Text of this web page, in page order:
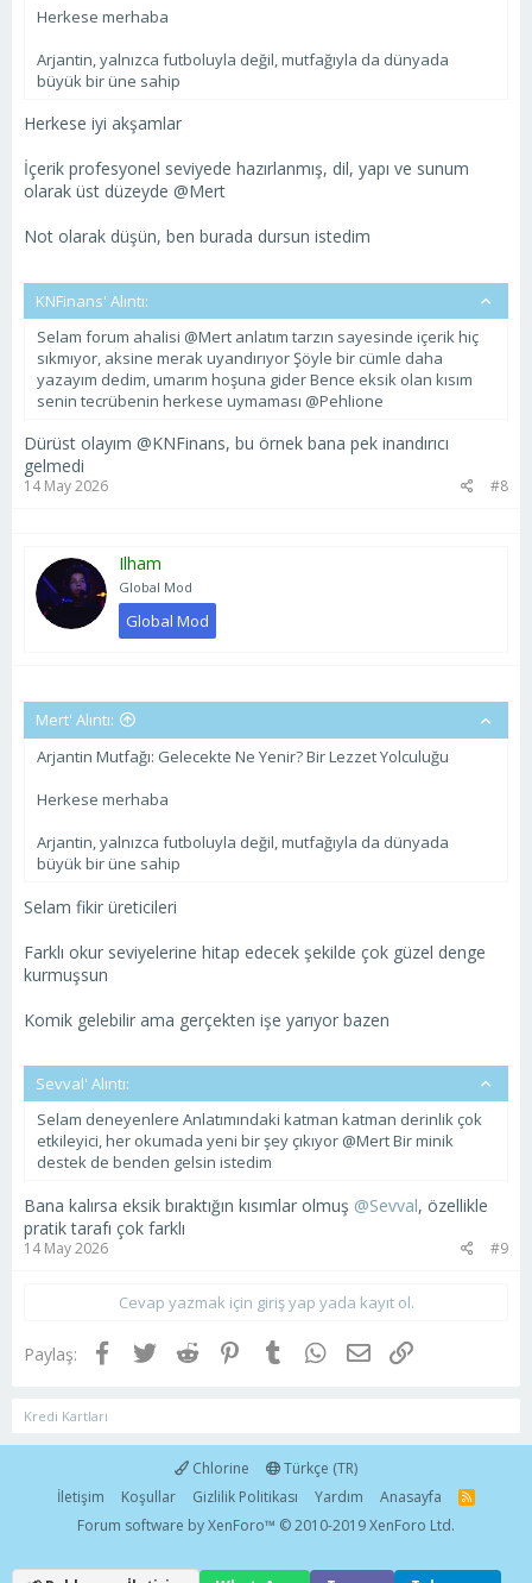
Herkese merhaba
Arjantin, yalnızca futboluyla değil, mutfağıyla da dünyada
büyük bir üne sahip
Herkese iyi akşamlar
İçerik profesyonel seviyede hazırlanmış, dil, yapı ve sunum
olarak üst düzeyde @Mert
Not olarak düşün, ben burada dursun istedim
KNFinans' Alıntı:
Selam forum ahalisi @Mert anlatım tarzın sayesinde içerik hiç
sıkmıyor, aksine merak uyandırıyor Şöyle bir cümle daha
yazayım dedim, umarım hoşuna gider Bence eksik olan kısım
senin tecrübenin herkese uymaması @Pehlione
Dürüst olayım @KNFinans, bu örnek bana pek inandırıcı
gelmedi
14 May 2026 #8
Ilham
Global Mod
Global Mod
Mert' Alıntı:
Arjantin Mutfağı: Gelecekte Ne Yenir? Bir Lezzet Yolculuğu
Herkese merhaba
Arjantin, yalnızca futboluyla değil, mutfağıyla da dünyada
büyük bir üne sahip
Selam fikir üreticileri
Farklı okur seviyelerine hitap edecek şekilde çok güzel denge
kurmuşsun
Komik gelebilir ama gerçekten işe yarıyor bazen
Sevval' Alıntı:
Selam deneyenlere Anlatımındaki katman katman derinlik çok
etkileyici, her okumada yeni bir şey çıkıyor @Mert Bir minik
destek de benden gelsin istedim
Bana kalırsa eksik bıraktığın kısımlar olmuş @Sevval, özellikle
pratik tarafı çok farklı
14 May 2026 #9
Cevap yazmak için giriş yap yada kayıt ol.
Paylaş: Facebook
TwitterReddit PinterestTumblrWhatsApp
E-postaLink
Kredi Kartları
Chlorine
Türkçe (TR)
İletişim
Koşullar Gizlilik Politikası Yardım Anasayfa
R
S
Forum software by XenForo™ © 2010-2019 XenForo Ltd.